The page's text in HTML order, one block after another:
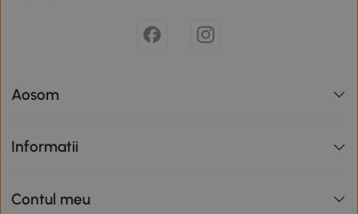
Aosom
Informatii
Contul meu